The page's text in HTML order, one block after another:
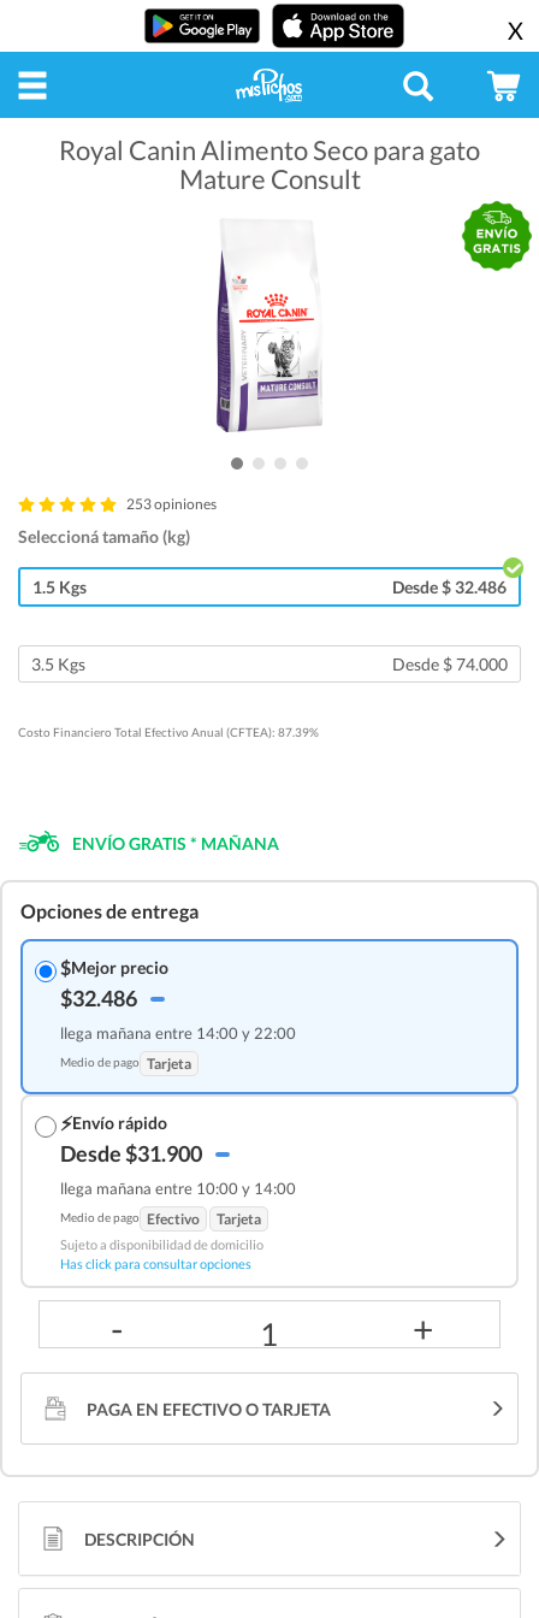
X
Royal Canin Alimento Seco para gato
Mature Consult
253 opiniones
Seleccioná tamaño (kg)
1.5 Kgs Desde $ 32.486
3.5 Kgs Desde $ 74.000
Costo Financiero Total Efectivo Anual (CFTEA): 87.39%
ENVÍO GRATIS * MAÑANA
Opciones de entrega
$Mejor precio
$32.486
llega mañana entre 14:00 y 22:00
Medio de pago Tarjeta
⚡Envío rápido
Desde $31.900
llega mañana entre 10:00 y 14:00
Medio de pago Efectivo Tarjeta
Sujeto a disponibilidad de domicilio
Has click para consultar opciones
- 1 +
PAGA EN EFECTIVO O TARJETA
DESCRIPCIÓN